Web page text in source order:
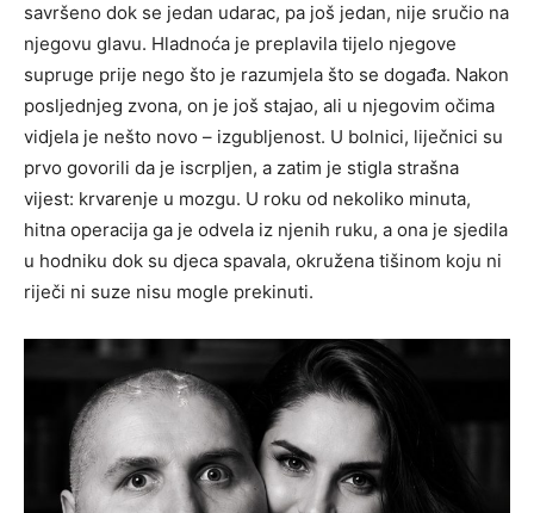
savršeno dok se jedan udarac, pa još jedan, nije sručio na
njegovu glavu. Hladnoća je preplavila tijelo njegove
supruge prije nego što je razumjela što se događa. Nakon
posljednjeg zvona, on je još stajao, ali u njegovim očima
vidjela je nešto novo – izgubljenost. U bolnici, liječnici su
prvo govorili da je iscrpljen, a zatim je stigla strašna
vijest: krvarenje u mozgu. U roku od nekoliko minuta,
hitna operacija ga je odvela iz njenih ruku, a ona je sjedila
u hodniku dok su djeca spavala, okružena tišinom koju ni
riječi ni suze nisu mogle prekinuti.